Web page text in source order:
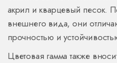
акрил и кварцевый песок.
внешнего вида, они
прочностью и
Цветовая гамма также